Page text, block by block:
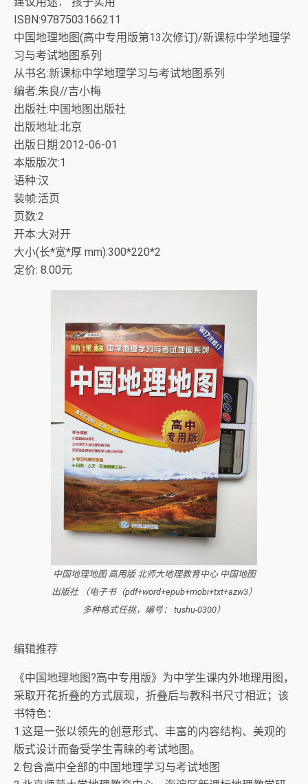
ISBN:9787503166211
中国地理地图(高中专用版第13次修订)/新课标中学地理学
习与考试地图系列
从书名:新课标中学地理学习与考试地图系列
编者:朱良//吉小梅
出版社:中国地图出版社
出版地址:北京
出版日期:2012-06-01
本版版次:1
语种:汉
装帧:活页
页数:2
开本:大对开
大小(长*宽*厚 mm):300*220*2
定价: 8.00元
中国地理地图 高用版 北师大地理教育中心 中国地图
出版社 （电子书（pdf+word+epub+mobi+txt+azw3）
多种格式任挑，编号： tushu-0300）
编辑推荐
《中国地理地图?高中专用版》为中学生课内外地理用图，
采取开花折叠的方式展现，折叠后与教科书尺寸相近；该
书特色：
1.这是一张以领先的创意形式、丰富的内容结构、美观的
版式设计而备受学生青睐的考试地图。
2.包含高中全部的中国地理学习与考试地图